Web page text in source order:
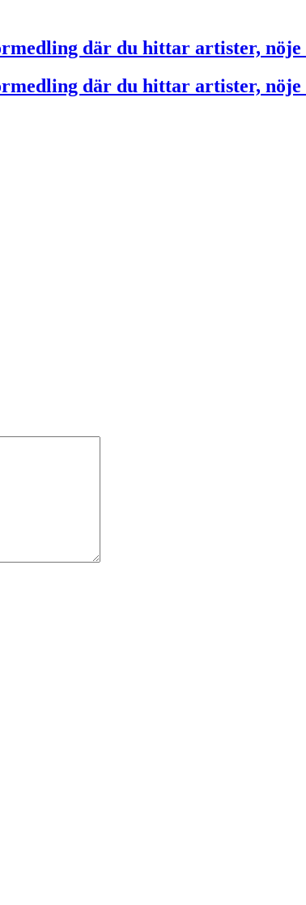
där du hittar artister, nöje
där du hittar artister, nöje